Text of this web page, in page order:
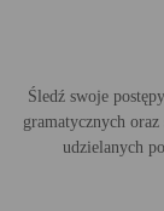
Śledź swoje
gramatycznych
udzielanych